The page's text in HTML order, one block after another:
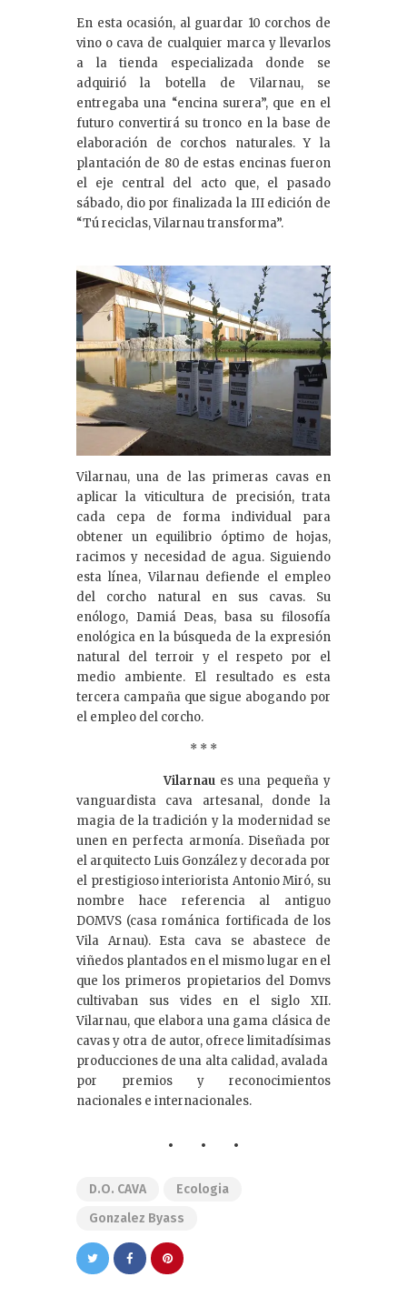
En esta ocasión, al guardar 10 corchos de
vino o cava de cualquier marca y llevarlos
a la tienda especializada donde se
adquirió la botella de Vilarnau, se
entregaba una “encina surera”, que en el
futuro convertirá su tronco en la base de
elaboración de corchos naturales. Y la
plantación de 80 de estas encinas fueron
el eje central del acto que, el pasado
sábado, dio por finalizada la III edición de
“Tú reciclas, Vilarnau transforma”.
Vilarnau, una de las primeras cavas en
aplicar la viticultura de precisión, trata
cada cepa de forma individual para
obtener un equilibrio óptimo de hojas,
racimos y necesidad de agua. Siguiendo
esta línea, Vilarnau defiende el empleo
del corcho natural en sus cavas. Su
enólogo, Damiá Deas, basa su filosofía
enológica en la búsqueda de la expresión
natural del terroir y el respeto por el
medio ambiente. El resultado es esta
tercera campaña que sigue abogando por
el empleo del corcho.
* * *
Vilarnaues una pequeña y
vanguardista cava artesanal, donde la
magia de la tradición y la modernidad se
unen en perfecta armonía. Diseñada por
el arquitecto Luis González y decorada por
el prestigioso interiorista Antonio Miró, su
nombre hace referencia al antiguo
DOMVS (casa románica fortificada de los
Vila Arnau). Esta cava se abastece de
viñedos plantados en el mismo lugar en el
que los primeros propietarios del Domvs
cultivaban sus vides en el siglo XII.
Vilarnau, que elabora una gama clásica de
cavas y otra de autor, ofrece limitadísimas
producciones de una alta calidad, avalada
por premios y reconocimientos
nacionales e internacionales.
D.O. CAVA
Ecologia
Gonzalez Byass